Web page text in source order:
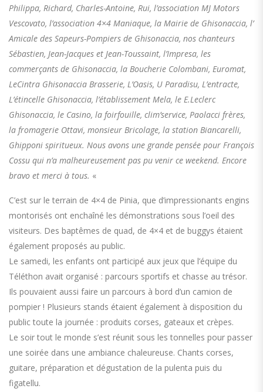
Philippa, Richard, Charles-Antoine, Rui, l’association MJ Motors
Vescovato, l’association 4×4 Maniaque, la Mairie de Ghisonaccia, l’
Amicale des Sapeurs-Pompiers de Ghisonaccia, nos chanteurs
Sébastien, Jean-Jacques et Jean-Toussaint, l’Impresa, les
commerçants de Ghisonaccia, la Boucherie Colombani, Euromat,
LeCintra Ghisonaccia Brasserie, L’Oasis, U Paradisu, L’entracte,
L’étincelle Ghisonaccia, l’établissement Mela, le E.Leclerc
Ghisonaccia, le Casino, la foirfouille, clim’service, Paolacci frères,
la fromagerie Ottavi, monsieur Bricolage, la station Biancarelli,
Ghipponi spiritueux. Nous avons une grande pensée pour François
Cossu qui n’a malheureusement pas pu venir ce weekend. Encore
bravo et merci à tous. «
C’est sur le terrain de 4×4 de Pinia, que d’impressionants engins
montorisés ont enchaîné les démonstrations sous l’oeil des
visiteurs. Des baptêmes de quad, de 4×4 et de buggys étaient
également proposés au public.
Le samedi, les enfants ont participé aux jeux que l’équipe du
Téléthon avait organisé : parcours sportifs et chasse au trésor.
Ils pouvaient aussi faire un parcours à bord d’un camion de
pompier ! Plusieurs stands étaient également à disposition du
public toute la journée : produits corses, gateaux et crèpes.
Le soir tout le monde s’est réunit sous les tonnelles pour passer
une soirée dans une ambiance chaleureuse. Chants corses,
guitare, préparation et dégustation de la pulenta puis du
figatellu.